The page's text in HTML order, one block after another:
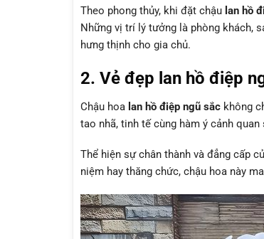
Theo phong thủy, khi đặt chậu lan hồ
Những vị trí lý tưởng là phòng khách,
hưng thịnh cho gia chủ.
2. Vẻ đẹp lan hồ điệp
Chậu hoa lan hồ điệp ngũ sắc không
tao nhã, tinh tế cùng hàm ý cảnh quan
Thể hiện sự chân thành và đẳng cấp
niệm hay thăng chức, chậu hoa này